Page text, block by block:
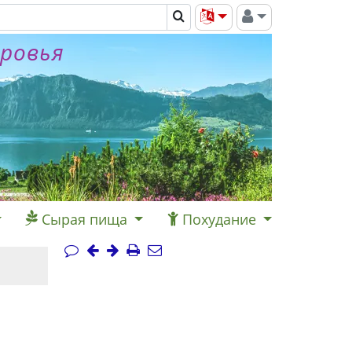
Сырая пища Похудание